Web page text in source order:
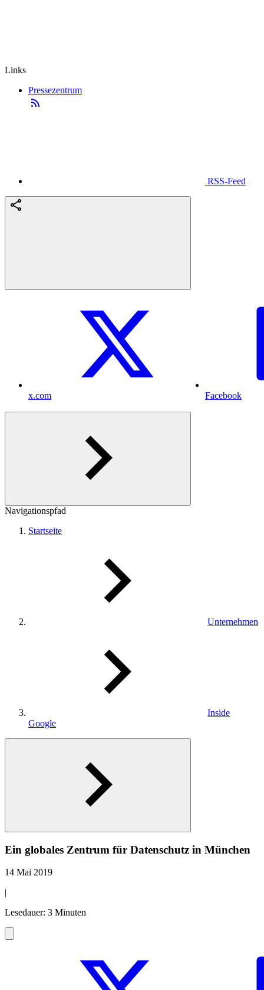
Links
Pressezentrum
RSS-Feed
x.com Facebook
Navigationspfad
Startseite
Unternehmen
Inside
Google
Ein globales Zentrum für Datenschutz in München
14 Mai 2019
|
Lesedauer: 3 Minuten